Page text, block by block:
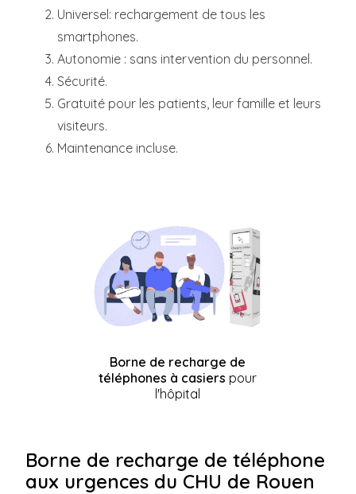
Universel: rechargement de tous les
smartphones.
Autonomie : sans intervention du personnel.
Sécurité.
Gratuité pour les patients, leur famille et leurs
visiteurs.
Maintenance incluse.
Borne de recharge de
téléphones à casiers pour
l'hôpital
Borne de recharge de téléphone
aux urgences du CHU de Rouen